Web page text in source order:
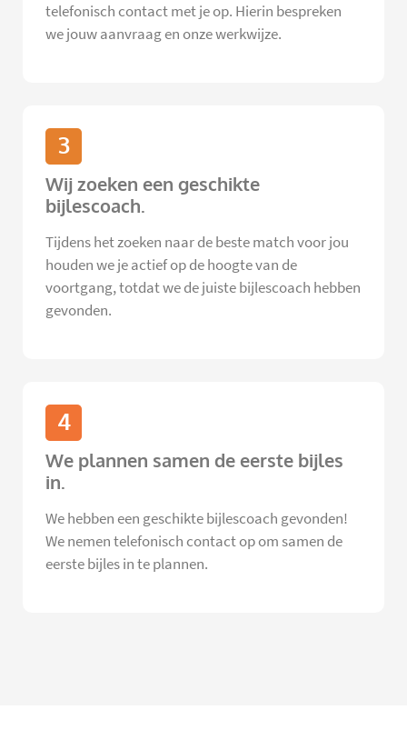
telefonisch contact met je op. Hierin bespreken
we jouw aanvraag en onze werkwijze.
3
Wij zoeken een geschikte
bijlescoach.
Tijdens het zoeken naar de beste match voor jou
houden we je actief op de hoogte van de
voortgang, totdat we de juiste bijlescoach hebben
gevonden.
4
We plannen samen de eerste bijles
in.
We hebben een geschikte bijlescoach gevonden!
We nemen telefonisch contact op om samen de
eerste bijles in te plannen.